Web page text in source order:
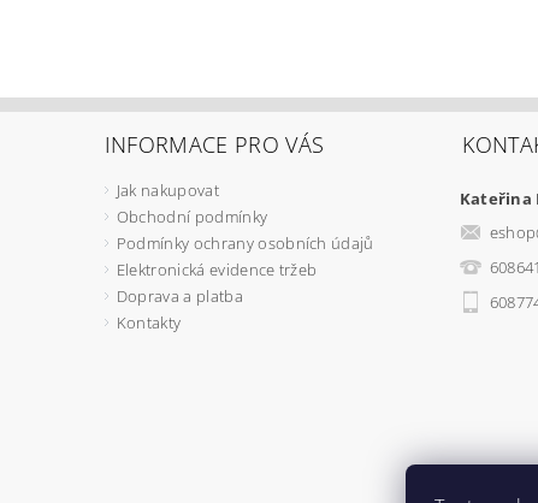
INFORMACE PRO VÁS
Jak nakupovat
Obchodní podmínky
Podmínky ochrany osobních údajů
Elektronická evidence tržeb
Doprava a platba
Kontakty
Kateřina
eshop